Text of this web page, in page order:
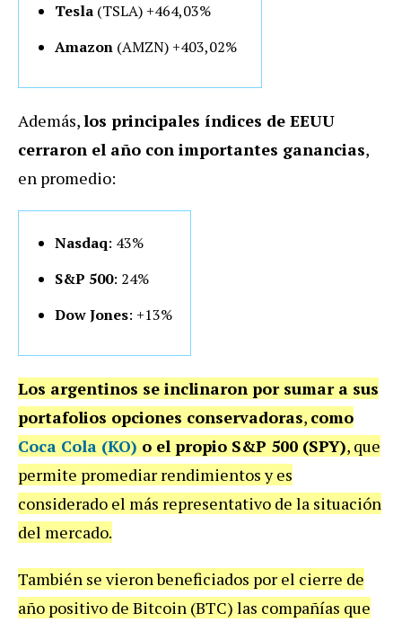
Tesla (TSLA) +464,03%
Amazon (AMZN) +403,02%
Además,los principales índices de EEUU
cerraron el año con importantes ganancias,
en promedio:
Nasdaq: 43%
S&P 500: 24%
Dow Jones: +13%
Los argentinos se inclinaron por sumar a sus
portafolios opciones conservadoras, como
Coca Cola (KO) o el propio S&P 500 (SPY), que
permite promediar rendimientos y es
considerado el más representativo de la situación
del mercado.
También se vieron beneficiados por el cierre de
año positivo de Bitcoin (BTC) las compañías que